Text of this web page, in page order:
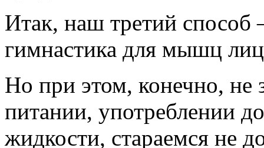
Итак, наш третий способ
гимнастика для мышц
Но при этом, конечно, не
питании, употреблении
жидкости, стараемся не